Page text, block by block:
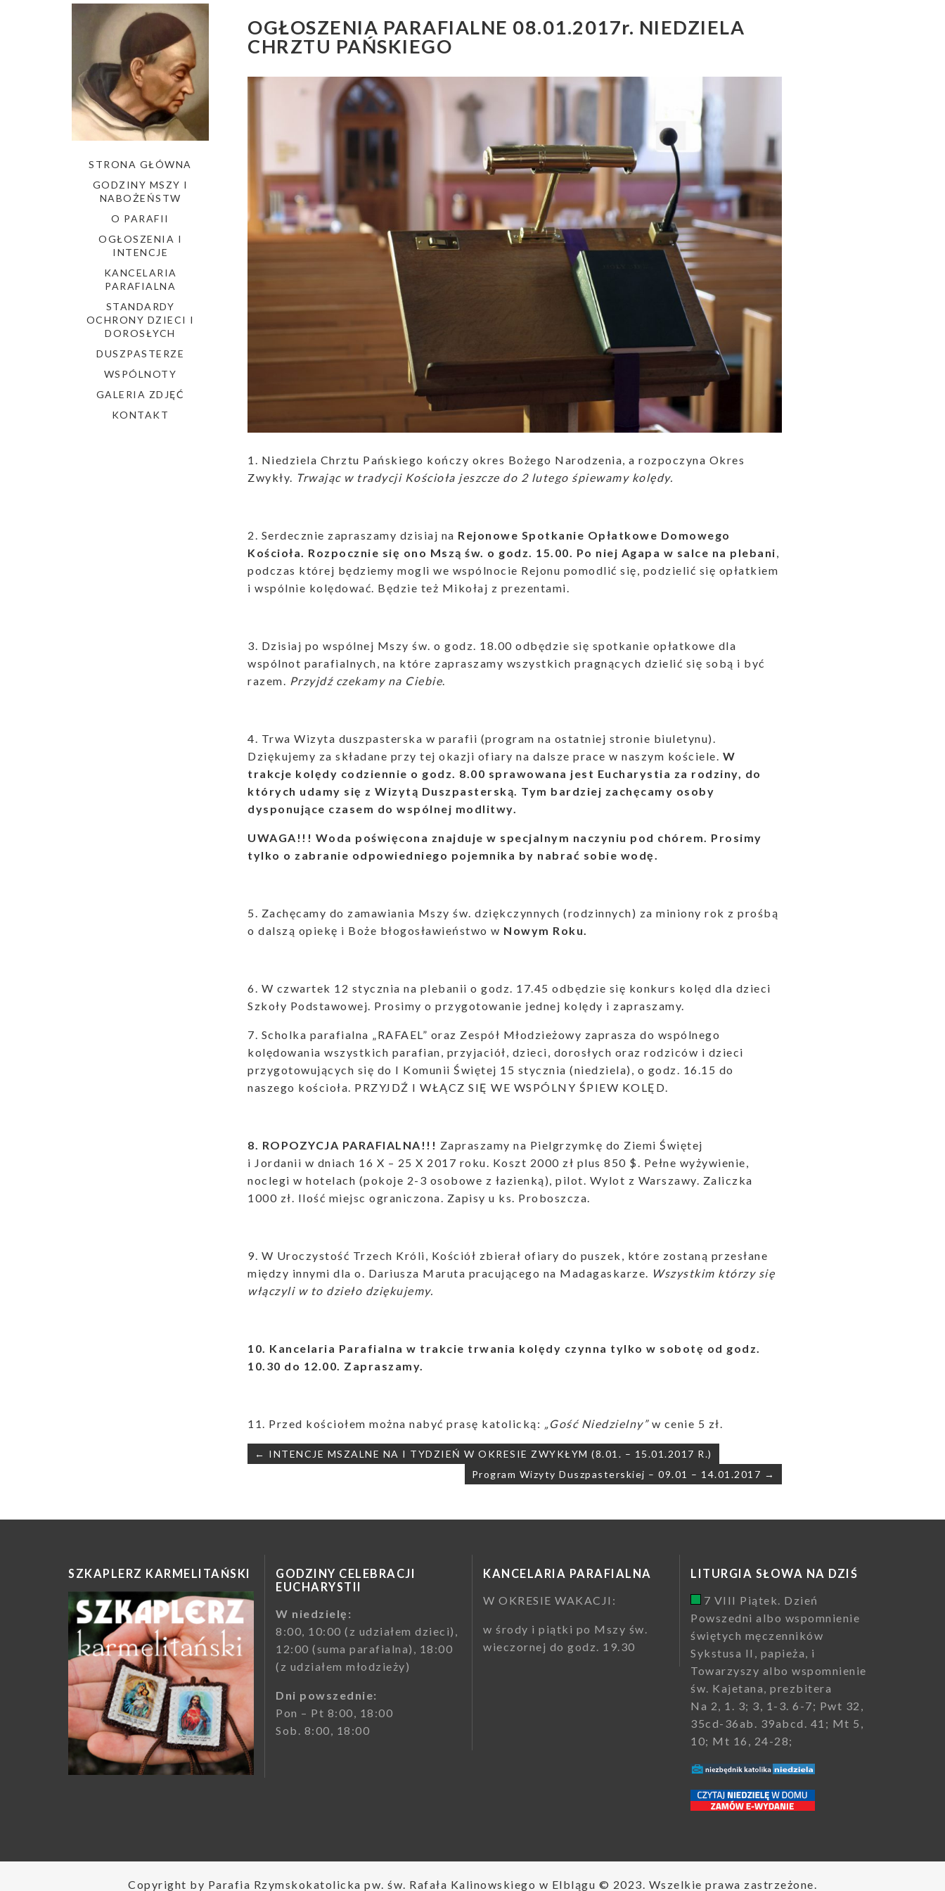
STRONA GŁÓWNA
GODZINY MSZY I
NABOŻEŃSTW
O PARAFII
OGŁOSZENIA I
INTENCJE
KANCELARIA
PARAFIALNA
STANDARDY
OCHRONY DZIECI I
DOROSŁYCH
DUSZPASTERZE
WSPÓLNOTY
GALERIA ZDJĘĆ
KONTAKT
OGŁOSZENIA PARAFIALNE 08.01.2017r. NIEDZIELA
CHRZTU PAŃSKIEGO
1. Niedziela Chrztu Pańskiego kończy okres Bożego Narodzenia, a rozpoczyna Okres
Zwykły. Trwając w tradycji Kościoła jeszcze do 2 lutego śpiewamy kolędy.
2. Serdecznie zapraszamy dzisiaj na Rejonowe Spotkanie Opłatkowe Domowego
Kościoła. Rozpocznie się ono Mszą św. o godz. 15.00. Po niej Agapa w salce na plebani,
podczas której będziemy mogli we wspólnocie Rejonu pomodlić się, podzielić się opłatkiem
i wspólnie kolędować. Będzie też Mikołaj z prezentami.
3. Dzisiaj po wspólnej Mszy św. o godz. 18.00 odbędzie się spotkanie opłatkowe dla
wspólnot parafialnych, na które zapraszamy wszystkich pragnących dzielić się sobą i być
razem. Przyjdź czekamy na Ciebie.
4. Trwa Wizyta duszpasterska w parafii (program na ostatniej stronie biuletynu).
Dziękujemy za składane przy tej okazji ofiary na dalsze prace w naszym kościele. W
trakcje kolędy codziennie o godz. 8.00 sprawowana jest Eucharystia za rodziny, do
których udamy się z Wizytą Duszpasterską. Tym bardziej zachęcamy osoby
dysponujące czasem do wspólnej modlitwy.
UWAGA!!! Woda poświęcona znajduje w specjalnym naczyniu pod chórem. Prosimy
tylko o zabranie odpowiedniego pojemnika by nabrać sobie wodę.
5. Zachęcamy do zamawiania Mszy św. dziękczynnych (rodzinnych) za miniony rok z prośbą
o dalszą opiekę i Boże błogosławieństwo w Nowym Roku.
6. W czwartek 12 stycznia na plebanii o godz. 17.45 odbędzie się konkurs kolęd dla dzieci
Szkoły Podstawowej. Prosimy o przygotowanie jednej kolędy i zapraszamy.
7. Scholka parafialna „RAFAEL” oraz Zespół Młodzieżowy zaprasza do wspólnego
kolędowania wszystkich parafian, przyjaciół, dzieci, dorosłych oraz rodziców i dzieci
przygotowujących się do I Komunii Świętej 15 stycznia (niedziela), o godz. 16.15 do
naszego kościoła. PRZYJDŹ I WŁĄCZ SIĘ WE WSPÓLNY ŚPIEW KOLĘD.
8. ROPOZYCJA PARAFIALNA!!! Zapraszamy na Pielgrzymkę do Ziemi Świętej
i Jordanii w dniach 16 X – 25 X 2017 roku. Koszt 2000 zł plus 850 $. Pełne wyżywienie,
noclegi w hotelach (pokoje 2-3 osobowe z łazienką), pilot. Wylot z Warszawy. Zaliczka
1000 zł. Ilość miejsc ograniczona. Zapisy u ks. Proboszcza.
9. W Uroczystość Trzech Króli, Kościół zbierał ofiary do puszek, które zostaną przesłane
między innymi dla o. Dariusza Maruta pracującego na Madagaskarze. Wszystkim którzy się
włączyli w to dzieło dziękujemy.
10. Kancelaria Parafialna w trakcie trwania kolędy czynna tylko w sobotę od godz.
10.30 do 12.00. Zapraszamy.
11. Przed kościołem można nabyć prasę katolicką: „Gość Niedzielny”w cenie 5 zł.
Nawigacja
wpisu
← INTENCJE MSZALNE NA I TYDZIEŃ W OKRESIE ZWYKŁYM (8.01. – 15.01.2017 R.)
Program Wizyty Duszpasterskiej – 09.01 – 14.01.2017 →
SZKAPLERZ KARMELITAŃSKI
GODZINY CELEBRACJI
EUCHARYSTII
W niedzielę:
8:00, 10:00 (z udziałem dzieci),
12:00 (suma parafialna), 18:00
(z udziałem młodzieży)
Dni powszednie:
Pon – Pt 8:00, 18:00
Sob. 8:00, 18:00
KANCELARIA PARAFIALNA
W OKRESIE WAKACJI:
w środy i piątki po Mszy św.
wieczornej do godz. 19.30
LITURGIA SŁOWA NA DZIŚ
7 VIII Piątek. Dzień
Powszedni albo wspomnienie
świętych męczenników
Sykstusa II, papieża, i
Towarzyszy albo wspomnienie
św. Kajetana, prezbitera
Na 2, 1. 3; 3, 1-3. 6-7; Pwt 32,
35cd-36ab. 39abcd. 41; Mt 5,
10; Mt 16, 24-28;
Copyright by Parafia Rzymskokatolicka pw. św. Rafała Kalinowskiego w Elblągu © 2023. Wszelkie prawa zastrzeżone.